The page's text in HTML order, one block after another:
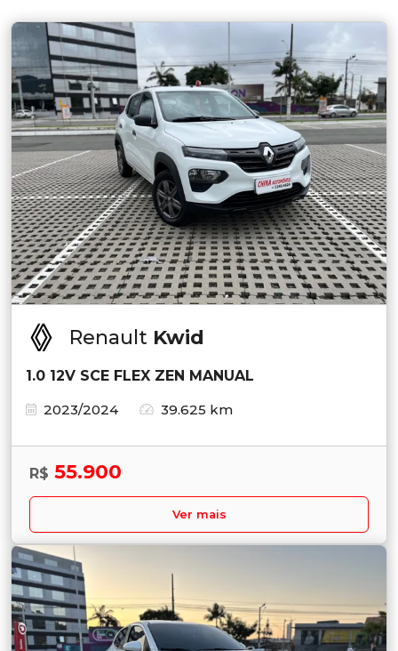
Renault Kwid
1.0 12V SCE FLEX ZEN MANUAL
2023/2024
39.625 km
R$ 55.900
Ver mais